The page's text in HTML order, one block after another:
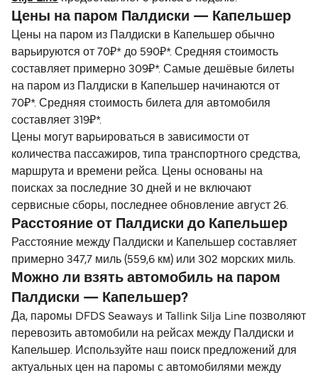
Цены на паром Палдиски — Капельшер
Цены на паром из Палдиски в Капельшер обычно
варьируются от 70₽* до 590₽*. Средняя стоимость
составляет примерно 309₽*. Самые дешёвые билеты
на паром из Палдиски в Капельшер начинаются от
70₽*. Средняя стоимость билета для автомобиля
составляет 319₽*.
Цены могут варьироваться в зависимости от
количества пассажиров, типа транспортного средства,
маршрута и времени рейса. Цены основаны на
поисках за последние 30 дней и не включают
сервисные сборы, последнее обновление август 26.
Расстояние от Палдиски до Капельшер
Расстояние между Палдиски и Капельшер составляет
примерно 347,7 миль (559,6 км) или 302 морских миль.
Можно ли взять автомобиль на паром
Палдиски — Капельшер?
Да, паромы DFDS Seaways и Tallink Silja Line позволяют
перевозить автомобили на рейсах между Палдиски и
Капельшер. Используйте наш поиск предложений для
актуальных цен на паромы с автомобилями между